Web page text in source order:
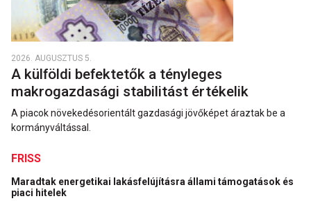
2026. AUGUSZTUS 5.
A külföldi befektetők a tényleges
makrogazdasági stabilitást értékelik
A piacok növekedésorientált gazdasági jövőképet áraztak be a
kormányváltással.
FRISS
Maradtak energetikai lakásfelújításra állami támogatások és
piaci hitelek